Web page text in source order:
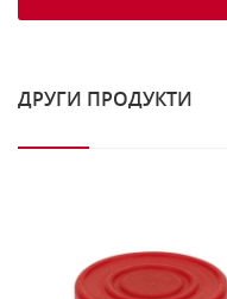
ДРУГИ ПРОДУКТИ